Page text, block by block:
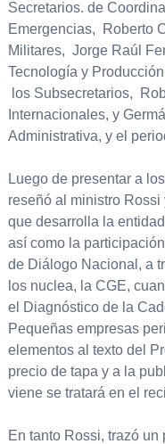
Secretarios. de
Emergencias, Roberto
Militares, Jorge Raúl
Tecnología y
los Subsecretarios,
Internacionales, y
Administrativa, y el
Luego de presentar a
reseñó al ministro
que desarrolla la
así como la
de Diálogo Nacional, a
los nuclea, la CGE,
el Diagnóstico de la
Pequeñas empresas
elementos al texto del
precio de tapa y a la
viene se tratará en el
En tanto Rossi, trazó